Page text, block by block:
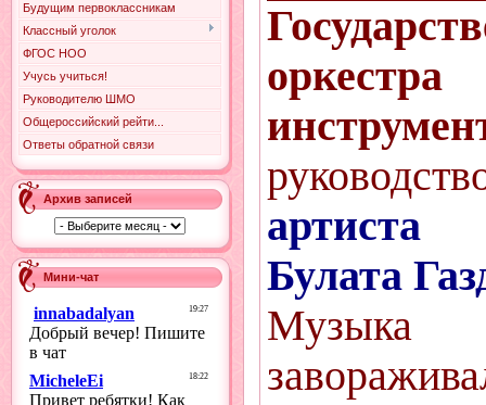
Будущим первоклассникам
Классный уголок
ФГОС НОО
Учусь учиться!
Руководителю ШМО
Общероссийский рейти...
Ответы обратной связи
Архив записей
Мини-чат
Булата